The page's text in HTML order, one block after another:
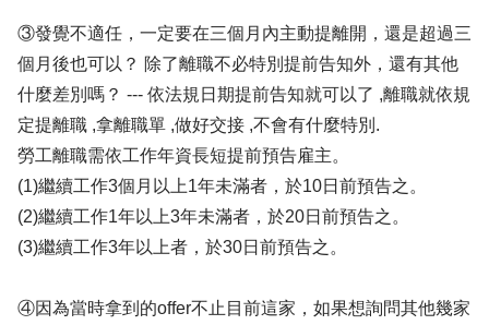
③發覺不適任，一定要在三個月內主動提離開，還是超過三
個月後也可以？ 除了離職不必特別提前告知外，還有其他
什麼差別嗎？ --- 依法規日期提前告知就可以了 ,離職就依規
定提離職 ,拿離職單 ,做好交接 ,不會有什麼特別.
勞工離職需依工作年資長短提前預告雇主。
(1)繼續工作3個月以上1年未滿者，於10日前預告之。
(2)繼續工作1年以上3年未滿者，於20日前預告之。
(3)繼續工作3年以上者，於30日前預告之。
④因為當時拿到的offer不止目前這家，如果想詢問其他幾家